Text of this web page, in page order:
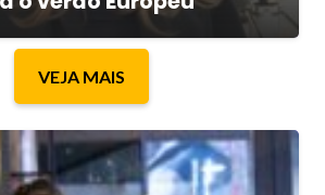
VEJA MAIS